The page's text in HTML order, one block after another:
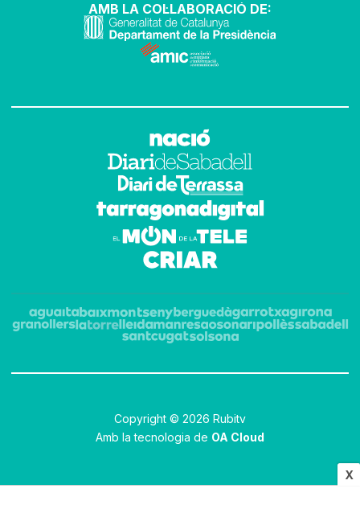
X
AMB LA COL·LABORACIÓ DE:
Copyright © 2026 Rubitv
Amb la tecnologia de OA Cloud